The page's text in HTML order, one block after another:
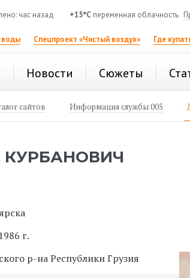
час назад +15°C переменная облачность
воды Спецпроект «Чистый воздух» Где
Новости Сюжеты
сайтов Информация службы 005
г.
р-на Республики Грузия